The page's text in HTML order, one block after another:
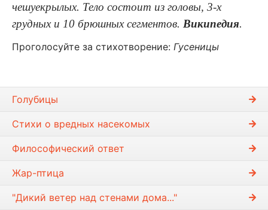
чешуекрылых. Тело состоит из головы, 3-х
грудных и 10 брюшных сегментов. Википедия.
Проголосуйте за стихотворение: Гусеницы
Голубицы
Стихи о вредных насекомых
Философический ответ
Жар-птица
"Дикий ветер над стенами дома..."